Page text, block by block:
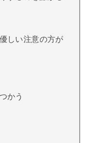
しい注意の方が
かう